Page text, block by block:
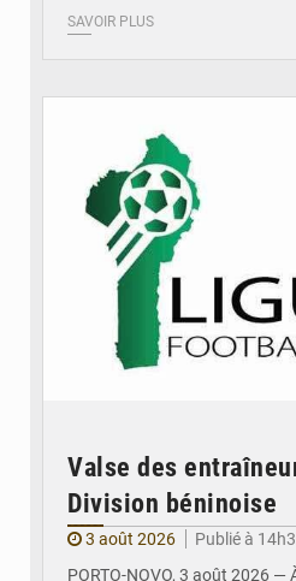
SAVOIR PLUS
Valse des
Division béninoise
3 août 2026
Publié à
PORTO-NOVO, 3 août 2026 —